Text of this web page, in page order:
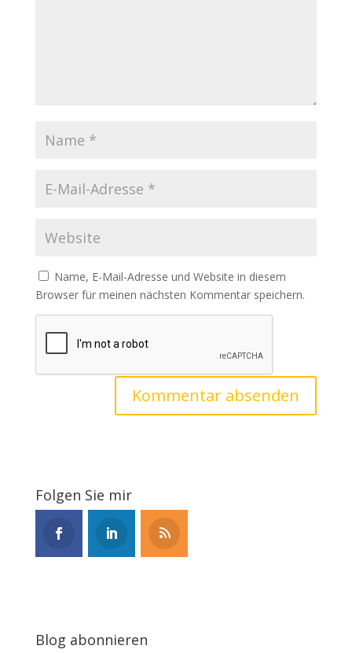
Name, E-Mail-Adresse und Website in diesem
Browser für meinen nächsten Kommentar speichern.
Folgen Sie mir
Blog abonnieren